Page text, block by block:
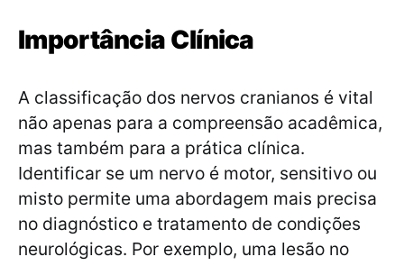
Importância Clínica
A classificação dos nervos cranianos é vital
não apenas para a compreensão acadêmica,
mas também para a prática clínica.
Identificar se um nervo é motor, sensitivo ou
misto permite uma abordagem mais precisa
no diagnóstico e tratamento de condições
neurológicas. Por exemplo, uma lesão no